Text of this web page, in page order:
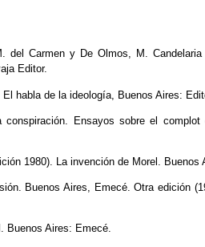
del Carmen y De Olmos, M.
Editor.
habla de la ideología, Buenos Aires:
conspiración. Ensayos sobre el
1980). La invención de Morel. Buenos
Buenos Aires, Emecé. Otra edición
Buenos Aires: Emecé.